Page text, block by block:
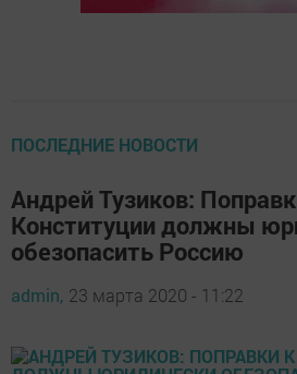
ПОСЛЕДНИЕ НОВОСТИ
Андрей Тузиков:
Конституции должны
обезопасить Россию
admin, 23 марта 2020 - 11:22